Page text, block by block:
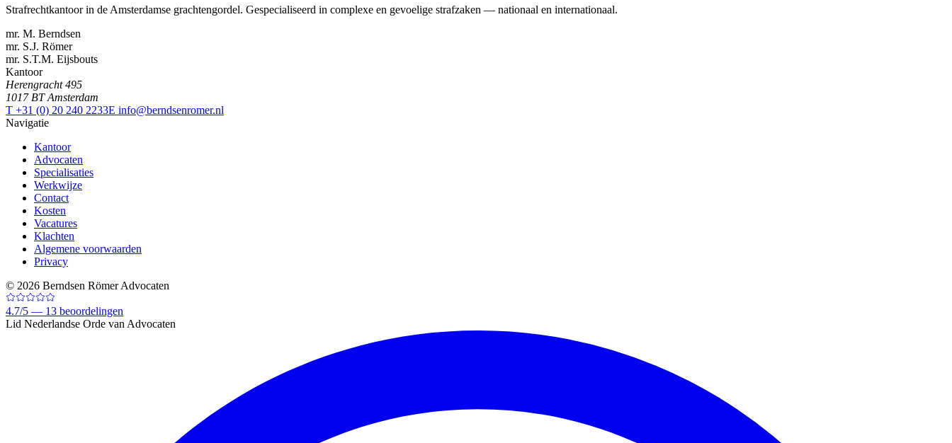
Strafrechtkantoor in de Amsterdamse grachtengordel. Gespecialiseerd in complexe en gevoelige strafzaken — nationaal en internationaal.
mr. M. Berndsen
mr. S.J. Römer
mr. S.T.M. Eijsbouts
Kantoor
Herengracht 495
1017 BT Amsterdam
T +31 (0) 20 240 2233E info@berndsenromer.nl
Navigatie
Kantoor
Advocaten
Specialisaties
Werkwijze
Contact
Kosten
Vacatures
Klachten
Algemene voorwaarden
Privacy
© 2026 Berndsen Römer Advocaten
4.7/5 — 13 beoordelingen
Lid Nederlandse Orde van Advocaten